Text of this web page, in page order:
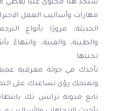
ستجد هنا محتوى غنيًا يغطي
مهارات وأساليب العمل
الحديثة، مرورًا بأنواع
والطبية، والفنية، وانتهاءً
تجنبها.
نأخذك في جولة معرفية
وتمنحك رؤى تساعدك على
تابع مدونة ترانس تك